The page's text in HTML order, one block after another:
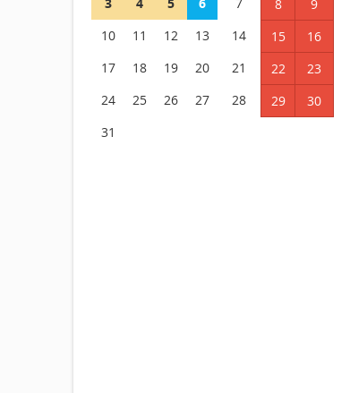
8
9
10
11 12 13 14 15
16
17
18 19 20 21 22
23
24
25 26 27 28 29
30
31